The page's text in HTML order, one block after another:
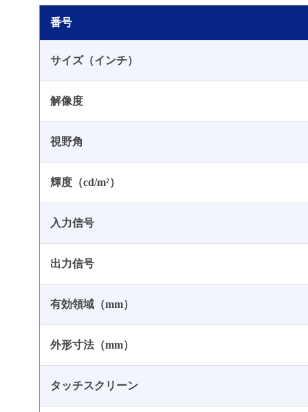
番号
サイズ（インチ）
解像度
視野角
輝度（cd/m²）
入力信号
出力信号
有効領域（mm）
外形寸法（mm）
タッチスクリーン